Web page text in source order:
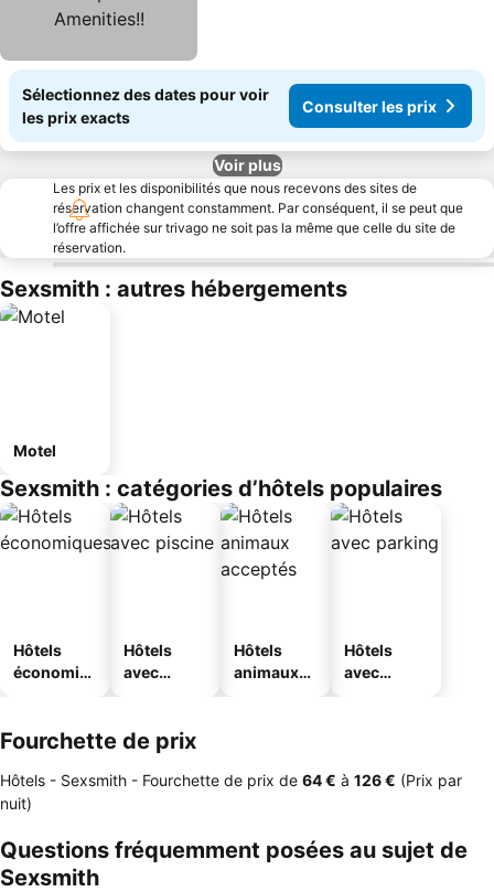
Sélectionnez des dates pour voir
les prix exacts
Consulter les prix
Voir plus
Les prix et les disponibilités que nous recevons des sites de
réservation changent constamment. Par conséquent, il se peut que
l’offre affichée sur trivago ne soit pas la même que celle du site de
réservation.
Sexsmith : autres hébergements
Motel
Sexsmith : catégories d’hôtels populaires
Hôtels
économiq
Hôtels
avec
Hôtels
animaux
Hôtels
avec
Fourchette de prix
Hôtels - Sexsmith - Fourchette de prix de ‎64 € à ‎126 € (Prix par
nuit)
Questions fréquemment posées au sujet de
Sexsmith